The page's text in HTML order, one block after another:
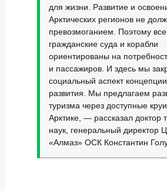
для жизни. Развитие и
Арктических регионов не
превозмоганием. Поэтому
гражданские суда и корабли
ориентированы на
и пассажиров. И здесь мы
социальный аспект
развития. Мы предлагаем
туризма через доступные
Арктике, — рассказал доктор
наук, генеральный директор
«Алмаз» ОСК Константин